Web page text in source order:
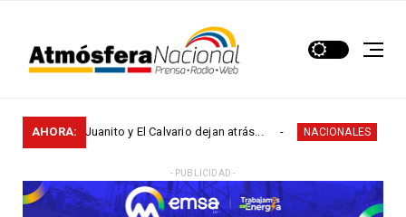
AHORA:
San Juanito y El Calvario dejan atrás... NACIONALES Por
- PUBLICIDAD -